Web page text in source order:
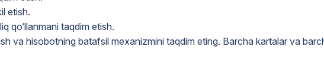
etish.
qo‘llanmani taqdim etish.
va hisobotning batafsil mexanizmini taqdim eting. Barcha kartalar va